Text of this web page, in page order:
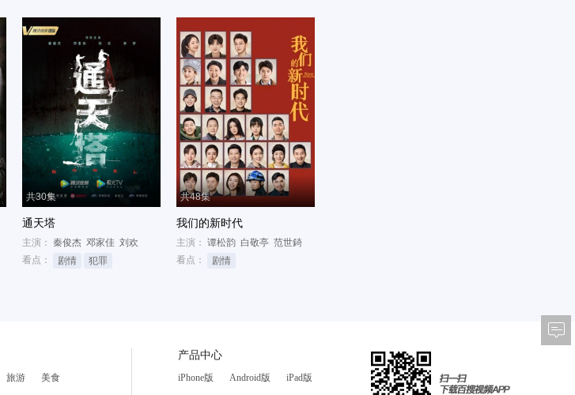
共30集
通天塔
主演： 秦俊杰 邓家佳 刘欢
看点：
剧情 犯罪
共48集
我们的新时代
主演： 谭松韵 白敬亭 范世錡
看点：
剧情
旅游
美食
产品中心
iPhone版 Android版 iPad版